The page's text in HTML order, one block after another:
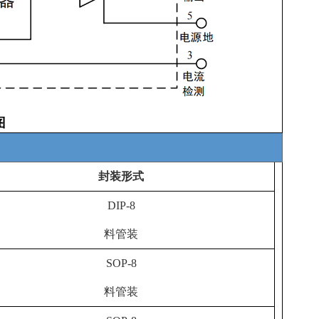
封装形式
DIP-8
料管装
SOP-8
料管装